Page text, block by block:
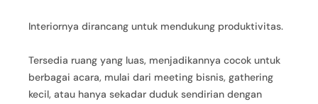
Interiornya dirancang untuk mendukung produktivitas.
Tersedia ruang yang luas, menjadikannya cocok untuk
berbagai acara, mulai dari meeting bisnis, gathering
kecil, atau hanya sekadar duduk sendirian dengan